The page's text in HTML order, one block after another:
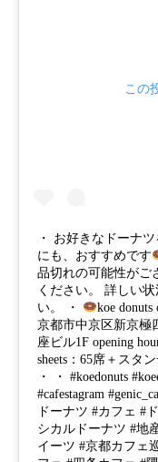
この
・ お好きなドーナ
にも、おすすめです
品切れの可能性がご
ください。 詳しい
い。 ・
koe donuts
京都市中京区新京極
座ビル1F opening
sheets：65席＋スタ
・ ・ #koedonuts
#cafestagram
ドーナツ #カフェ #
シカルドーナツ #地
イーツ #京都カフェ